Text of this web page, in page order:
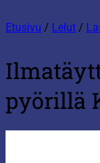
Etusivu / Lelut /
pyörillä